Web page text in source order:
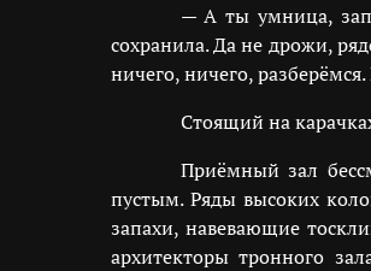
— А ты умница,
сохранила. Да не дрожи,
ничего, ничего,
Стоящий на
Приёмный зал
пустым. Ряды высоких
запахи, навевающие
архитекторы тронного